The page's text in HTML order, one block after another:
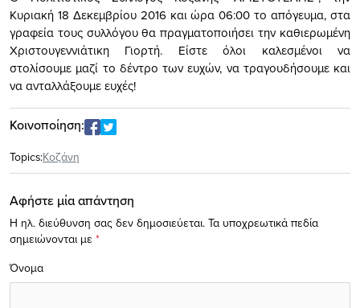
Κυριακή 18 Δεκεμβρίου 2016 και ώρα 06:00 το απόγευμα, στα
γραφεία τους συλλόγου θα πραγματοποιήσει την καθιερωμένη
Χριστουγεννιάτικη Γιορτή. Είστε όλοι καλεσμένοι να
στολίσουμε μαζί το δέντρο των ευχών, να τραγουδήσουμε και
να ανταλλάξουμε ευχές!
Κοινοποίηση:
Topics:Κοζάνη
Αφήστε μία απάντηση
Η ηλ. διεύθυνση σας δεν δημοσιεύεται. Τα υποχρεωτικά πεδία
σημειώνονται με *
Όνομα